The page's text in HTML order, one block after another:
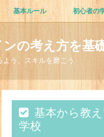
基本ルール 初心者の
の考え方を基
う、スキルを磨こう
基本から教
学校